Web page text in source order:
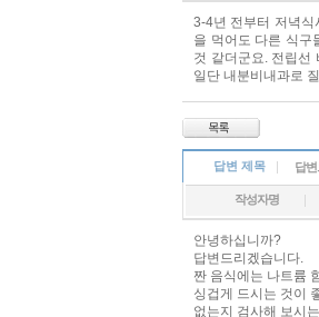
3-4년 전부터 저녁식
을 먹어도 다른 식구
것 같더군요. 전립선
일단 내분비내과로
답변 제목 답
작성자명
안녕하십니까?
답변드리겠습니다.
짠 음식에는 나트륨
싱겁게 드시는 것이
없는지 검사해 보시